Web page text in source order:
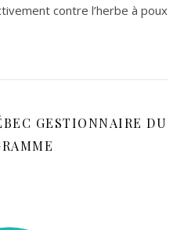
contre l’herbe à poux
GESTIONNAIRE DU